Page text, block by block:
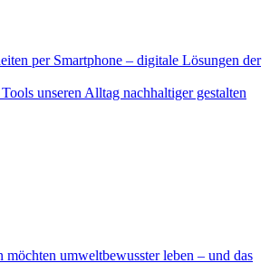
per Smartphone – digitale Lösungen der
unseren Alltag nachhaltiger gestalten
möchten umweltbewusster leben – und das